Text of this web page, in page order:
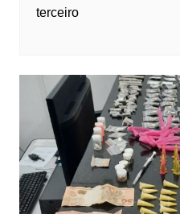
terceiro